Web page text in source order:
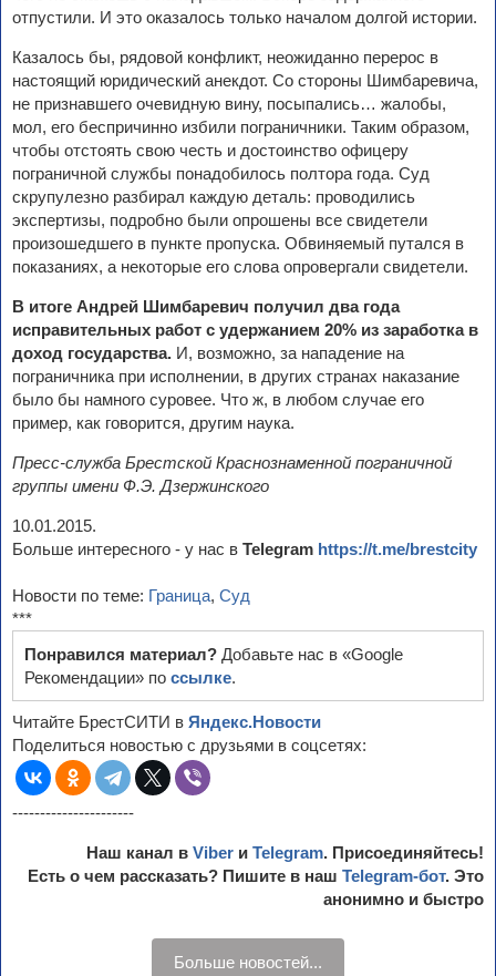
отпустили. И это оказалось только началом долгой истории.
Казалось бы, рядовой конфликт, неожиданно перерос в
настоящий юридический анекдот. Со стороны Шимбаревича,
не признавшего очевидную вину, посыпались… жалобы,
мол, его беспричинно избили пограничники. Таким образом,
чтобы отстоять свою честь и достоинство офицеру
пограничной службы понадобилось полтора года. Суд
скрупулезно разбирал каждую деталь: проводились
экспертизы, подробно были опрошены все свидетели
произошедшего в пункте пропуска. Обвиняемый путался в
показаниях, а некоторые его слова опровергали свидетели.
В итоге Андрей Шимбаревич получил два года
исправительных работ с удержанием 20% из заработка в
доход государства. И, возможно, за нападение на
пограничника при исполнении, в других странах наказание
было бы намного суровее. Что ж, в любом случае его
пример, как говорится, другим наука.
Пресс-служба Брестской Краснознаменной пограничной
группы имени Ф.Э. Дзержинского
10.01.2015.
Больше интересного - у нас в Telegram https://t.me/brestcity
Новости по теме: Граница, Суд
***
Понравился материал? Добавьте нас в «Google
Рекомендации» по ссылке.
Читайте БрестСИТИ в Яндекс.Новости
Поделиться новостью с друзьями в соцсетях:
----------------------
Наш канал в Viber и Telegram. Присоединяйтесь!
Есть о чем рассказать? Пишите в наш Telegram-бот. Это
анонимно и быстро
Больше новостей...